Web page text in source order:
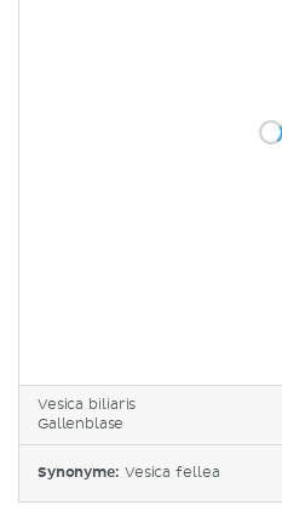
Vesica biliaris
Gallenblase
Synonyme: Vesica fellea